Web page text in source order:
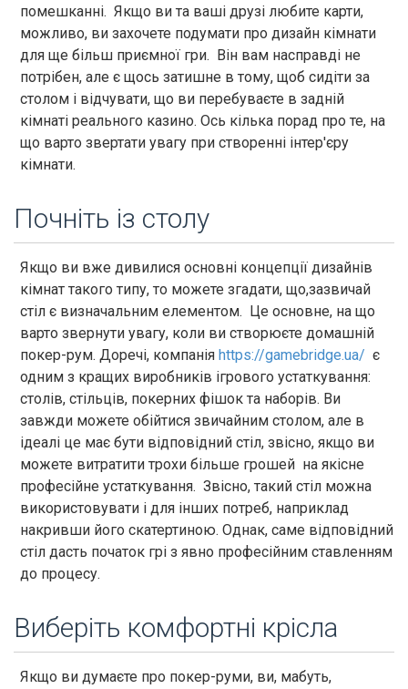
помешканні. Якщо ви та ваші друзі любите карти,
можливо, ви захочете подумати про дизайн кімнати
для ще більш приємної гри. Він вам насправді не
потрібен, але є щось затишне в тому, щоб сидіти за
столом і відчувати, що ви перебуваєте в задній
кімнаті реального казино. Ось кілька порад про те, на
що варто звертати увагу при створенні інтер'єру
кімнати.
Почніть із столу
Якщо ви вже дивилися основні концепції дизайнів
кімнат такого типу, то можете згадати, що,зазвичай
стіл є визначальним елементом. Це основне, на що
варто звернути увагу, коли ви створюєте домашній
покер-рум. Доречі, компанія https://gamebridge.ua/ є
одним з кращих виробників ігрового устаткування:
столів, стільців, покерних фішок та наборів. Ви
завжди можете обійтися звичайним столом, але в
ідеалі це має бути відповідний стіл, звісно, якщо ви
можете витратити трохи більше грошей на якісне
професійне устаткування. Звісно, такий стіл можна
використовувати і для інших потреб, наприклад
накривши його скатертиною. Однак, саме відповідний
стіл дасть початок грі з явно професійним ставленням
до процесу.
Виберіть комфортні крісла
Якщо ви думаєте про покер-руми, ви, мабуть,